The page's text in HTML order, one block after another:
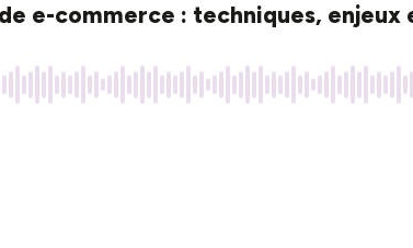
e-commerce : techniques,